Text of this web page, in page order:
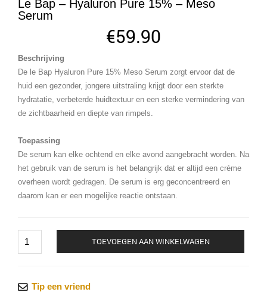
Le Bap – Hyaluron Pure 15% – Meso
Serum
€59.90
Beschrijving
De le Bap Hyaluron Pure 15% Meso Serum zorgt ervoor dat de
huid een gezonder, jongere uitstraling krijgt door een sterkte
hydratatie, verbeterde huidtextuur en een sterke vermindering van
de zichtbaarheid en diepte van rimpels.
Toepassing
De serum kan elke ochtend en elke avond aangebracht worden. Na
het gebruik van de serum is het belangrijk dat er altijd een crème
overheen wordt gedragen. De serum is erg geconcentreerd en
daarom kan er een mogelijke reactie ontstaan.
Le
Bap
Hyaluron
TOEVOEGEN AAN WINKELWAGEN
Tip een vriend